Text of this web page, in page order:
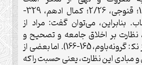
(حاجی‌خلیفه، 1/15؛ قنوجی، 2/26؛ کمال ادهم، 329-
بنابراین، می‌توان گفت: مراد از
نظارت بر اخلاق جامعه و تصحیح و
تنظیم آن است (نیز نک‍ : گرونه‌باوم، 165-166). اما بعضی از
این نظارت، یعنی حسبت را که